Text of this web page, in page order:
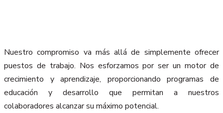
Nuestro compromiso va más allá de simplemente ofrecer
puestos de trabajo. Nos esforzamos por ser un motor de
crecimiento y aprendizaje, proporcionando programas de
educación y desarrollo que permitan a nuestros
colaboradores alcanzar su máximo potencial.